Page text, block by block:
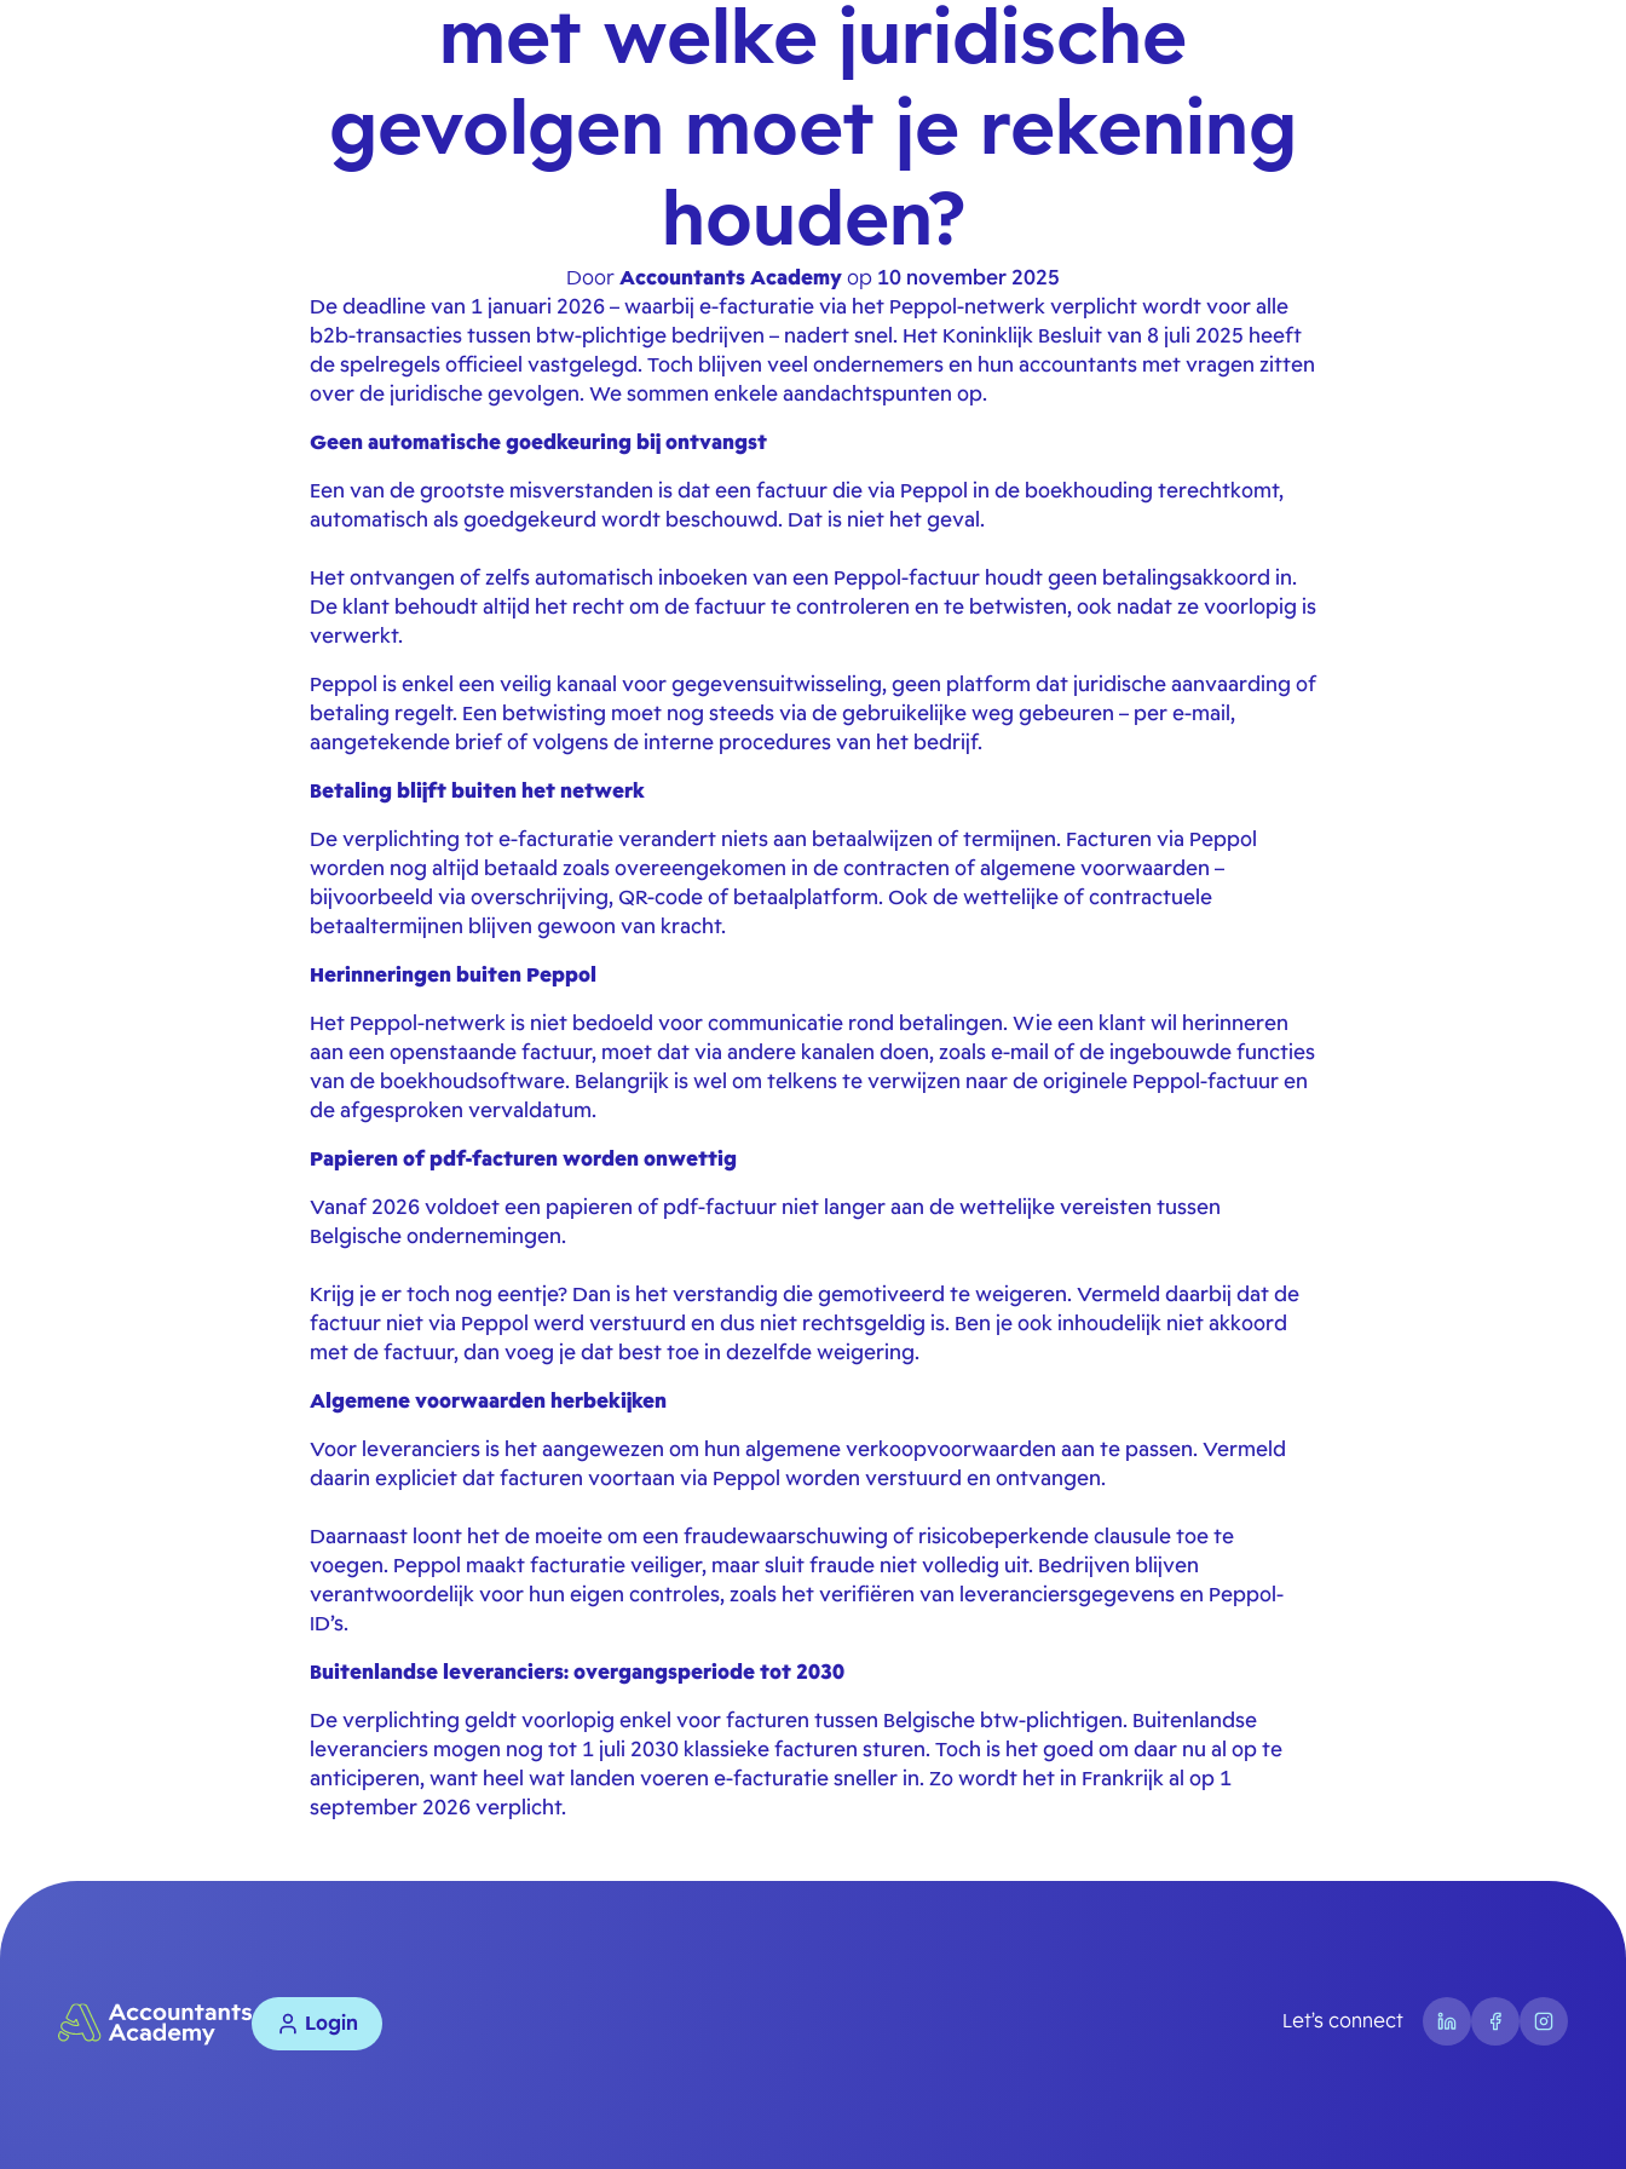
met welke juridische
gevolgen moet je rekening
houden?
DoorAccountants Academyop 10 november 2025
De deadline van 1 januari 2026 – waarbij e-facturatie via het Peppol-netwerk verplicht wordt voor alle
b2b-transacties tussen btw-plichtige bedrijven – nadert snel. Het Koninklijk Besluit van 8 juli 2025 heeft
de spelregels officieel vastgelegd. Toch blijven veel ondernemers en hun accountants met vragen zitten
over de juridische gevolgen. We sommen enkele aandachtspunten op.
Geen automatische goedkeuring bij ontvangst
Een van de grootste misverstanden is dat een factuur die via Peppol in de boekhouding terechtkomt,
automatisch als goedgekeurd wordt beschouwd. Dat is niet het geval.
Het ontvangen of zelfs automatisch inboeken van een Peppol-factuur houdt geen betalingsakkoord in.
De klant behoudt altijd het recht om de factuur te controleren en te betwisten, ook nadat ze voorlopig is
verwerkt.
Peppol is enkel een veilig kanaal voor gegevensuitwisseling, geen platform dat juridische aanvaarding of
betaling regelt. Een betwisting moet nog steeds via de gebruikelijke weg gebeuren – per e-mail,
aangetekende brief of volgens de interne procedures van het bedrijf.
Betaling blijft buiten het netwerk
De verplichting tot e-facturatie verandert niets aan betaalwijzen of termijnen. Facturen via Peppol
worden nog altijd betaald zoals overeengekomen in de contracten of algemene voorwaarden –
bijvoorbeeld via overschrijving, QR-code of betaalplatform. Ook de wettelijke of contractuele
betaaltermijnen blijven gewoon van kracht.
Herinneringen buiten Peppol
Het Peppol-netwerk is niet bedoeld voor communicatie rond betalingen. Wie een klant wil herinneren
aan een openstaande factuur, moet dat via andere kanalen doen, zoals e-mail of de ingebouwde functies
van de boekhoudsoftware. Belangrijk is wel om telkens te verwijzen naar de originele Peppol-factuur en
de afgesproken vervaldatum.
Papieren of pdf-facturen worden onwettig
Vanaf 2026 voldoet een papieren of pdf-factuur niet langer aan de wettelijke vereisten tussen
Belgische ondernemingen.
Krijg je er toch nog eentje? Dan is het verstandig die gemotiveerd te weigeren. Vermeld daarbij dat de
factuur niet via Peppol werd verstuurd en dus niet rechtsgeldig is. Ben je ook inhoudelijk niet akkoord
met de factuur, dan voeg je dat best toe in dezelfde weigering.
Algemene voorwaarden herbekijken
Voor leveranciers is het aangewezen om hun algemene verkoopvoorwaarden aan te passen. Vermeld
daarin expliciet dat facturen voortaan via Peppol worden verstuurd en ontvangen.
Daarnaast loont het de moeite om een fraudewaarschuwing of risicobeperkende clausule toe te
voegen. Peppol maakt facturatie veiliger, maar sluit fraude niet volledig uit. Bedrijven blijven
verantwoordelijk voor hun eigen controles, zoals het verifiëren van leveranciersgegevens en Peppol-
ID’s.
Buitenlandse leveranciers: overgangsperiode tot 2030
De verplichting geldt voorlopig enkel voor facturen tussen Belgische btw-plichtigen. Buitenlandse
leveranciers mogen nog tot 1 juli 2030 klassieke facturen sturen. Toch is het goed om daar nu al op te
anticiperen, want heel wat landen voeren e-facturatie sneller in. Zo wordt het in Frankrijk al op 1
september 2026 verplicht.
Login Let’s connect